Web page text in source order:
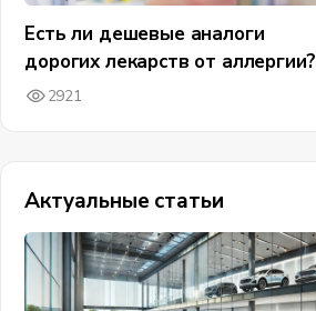
Есть ли дешевые аналоги
дорогих лекарств от аллергии?
2921
Актуальные статьи